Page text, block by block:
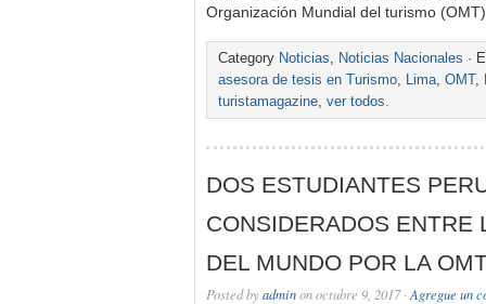
Organización Mundial del turismo
Category Noticias, Noticias Nacionales ·
asesora de tesis en Turismo, Lima, OMT ,
turistamagazine, ver todos.
DOS ESTUDIANTES
CONSIDERADOS ENTRE
DEL MUNDO POR LA
Posted byadminon octubre 9, 2017 · Agregue un